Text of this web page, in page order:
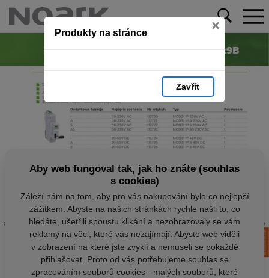
Produkty na stránce ×
Zavřít
Aby web fungoval tak, jak ho znáte (souhlas
s cookies)
Záleží nám na tom, aby pro vás nakupování bylo co nejlepší
zážitkem. Abyste na našich stránkách rychle našli to, co
hledáte, ušetřili spoustu klikání a nezobrazovaly se vám
reklamy na věci, které vás nezajímají. Abyste web viděli
v zobrazení na které jste zvyklí a nemuseli se pokaždé
přihlašovat. Proto od vás potřebujeme souhlas se
zpracováním souborů cookies - malých souborů, které